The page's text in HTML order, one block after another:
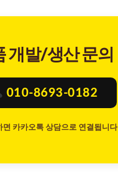
개발/생산 문의
010-8693-0182
면 카카오톡 상담으로 연결됩니다